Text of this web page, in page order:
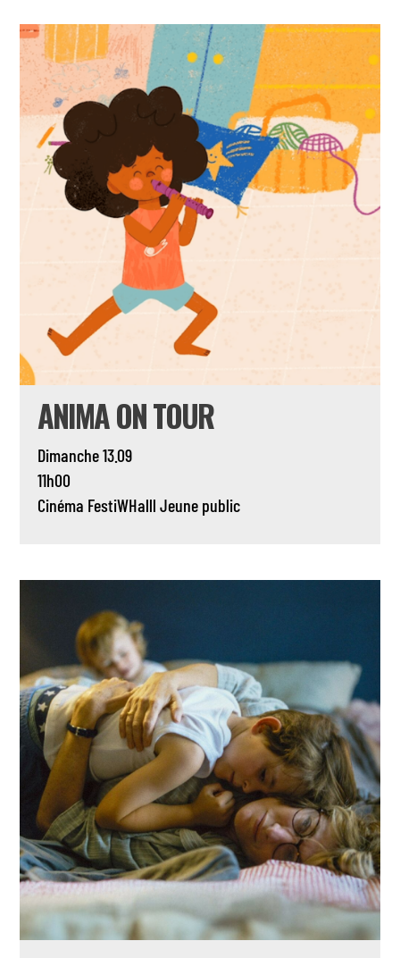
ANIMA ON TOUR
Dimanche 13.09
11h00
Cinéma FestiWHalll Jeune public